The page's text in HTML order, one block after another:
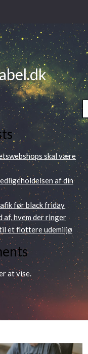
skal være
af din
før black friday
af, hvem der ringer
et flottere udemiljø
at vise.